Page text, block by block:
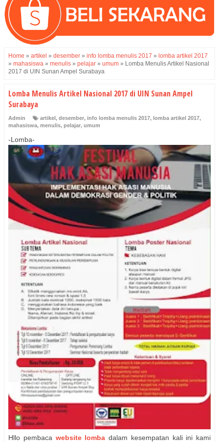
Home » artikel » desember » info lomba menulis 2017 » lomba artikel 2017
» mahasiswa » menulis » pelajar » umum » Lomba Menulis Artikel Nasional
2017 di UIN Sunan Ampel Surabaya
Lomba Menulis Artikel Nasional 2017 di UIN Sunan Ampel
Surabaya
Admin artikel, desember, info lomba menulis 2017, lomba artikel 2017,
mahasiswa, menulis, pelajar, umum
-Lomba-
Hllo pembaca website lomba dalam kesempatan kali ini kami